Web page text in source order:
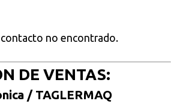
no encontrado.
DE VENTAS:
/ TAGLERMAQ